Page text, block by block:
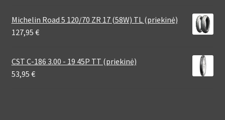
Michelin Road 5 120/70 ZR 17 (58W) TL (priekinė)
127,95 €
CST C-186 3.00 - 19 45P TT (priekinė)
53,95 €